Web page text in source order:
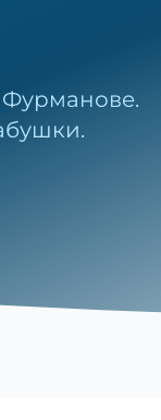
Фурманове.